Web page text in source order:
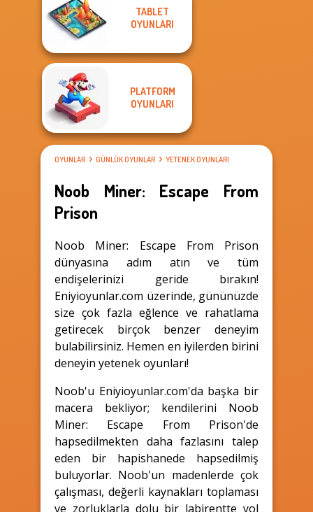
TABLET
OYUNLARI
PLATFORM
OYUNLARI
OYUNLAR GÜNLÜK OYUNLAR YETENEK OYUNLARI
Noob Miner: Escape From
Prison
Noob Miner: Escape From Prison
dünyasına adım atın ve tüm
endişelerinizi geride bırakın!
Eniyioyunlar.com üzerinde, gününüzde
size çok fazla eğlence ve rahatlama
getirecek birçok benzer deneyim
bulabilirsiniz. Hemen en iyilerden birini
deneyin yetenek oyunları!
Noob'u Eniyioyunlar.com'da başka bir
macera bekliyor; kendilerini Noob
Miner: Escape From Prison'de
hapsedilmekten daha fazlasını talep
eden bir hapishanede hapsedilmiş
buluyorlar. Noob'un madenlerde çok
çalışması, değerli kaynakları toplaması
ve zorluklarla dolu bir labirentte yol